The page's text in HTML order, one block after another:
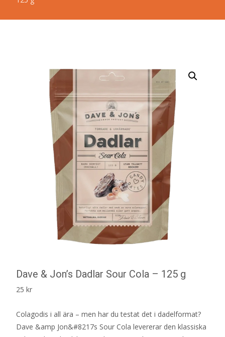
Dave & Jon’s Dadlar Sour Cola – 125 g
25 kr
Colagodis i all ära – men har du testat det i dadelformat?
Dave &amp Jon&#8217s Sour Cola levererar den klassiska